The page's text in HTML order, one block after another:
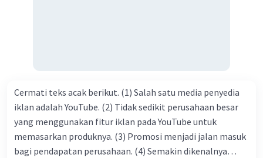
Cermati teks acak berikut. (1) Salah satu media penyedia
iklan adalah YouTube. (2) Tidak sedikit perusahaan besar
yang menggunakan fitur iklan pada YouTube untuk
memasarkan produknya. (3) Promosi menjadi jalan masuk
bagi pendapatan perusahaan. (4) Semakin dikenalnya